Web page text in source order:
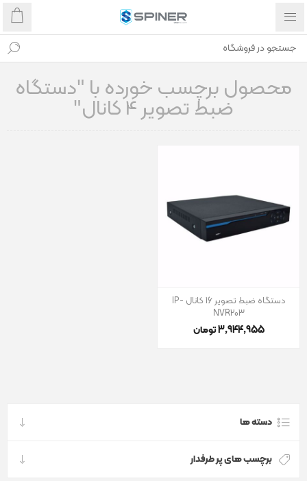
محصول برچسب خورده با "دستگاه
ضبط تصویر 4 کانال"
دستگاه ضبط تصویر 16 کانال IP-
NVR203
3٬944٬955 تومان
دسته ها
برچسب های پر طرفدار